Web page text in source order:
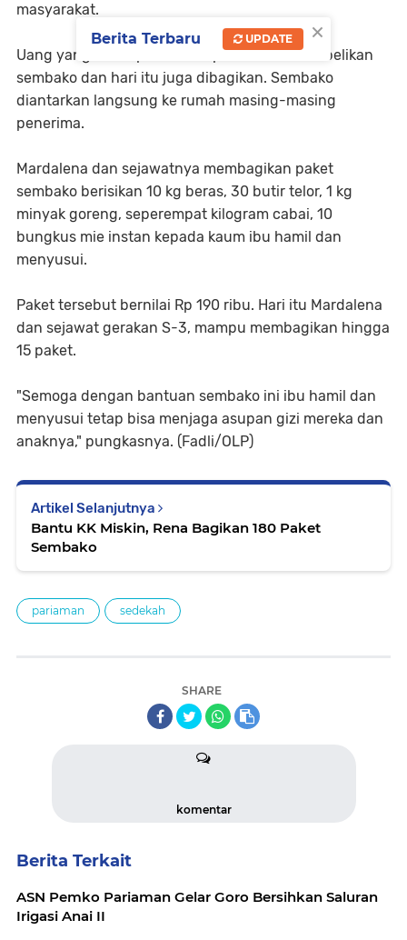
masyarakat.
Uang yang dikumpulkan daripada donatur ia belikan
sembako dan hari itu juga dibagikan. Sembako
diantarkan langsung ke rumah masing-masing
penerima.
Mardalena dan sejawatnya membagikan paket
sembako berisikan 10 kg beras, 30 butir telor, 1 kg
minyak goreng, seperempat kilogram cabai, 10
bungkus mie instan kepada kaum ibu hamil dan
menyusui.
Paket tersebut bernilai Rp 190 ribu. Hari itu Mardalena
dan sejawat gerakan S-3, mampu membagikan hingga
15 paket.
"Semoga dengan bantuan sembako ini ibu hamil dan
menyusui tetap bisa menjaga asupan gizi mereka dan
anaknya," pungkasnya. (Fadli/OLP)
Artikel Selanjutnya
Bantu KK Miskin, Rena Bagikan 180 Paket
Sembako
pariaman sedekah
SHARE
komentar
Berita Terkait
ASN Pemko Pariaman Gelar Goro Bersihkan Saluran
Irigasi Anai II
×
Berita Terbaru UPDATE